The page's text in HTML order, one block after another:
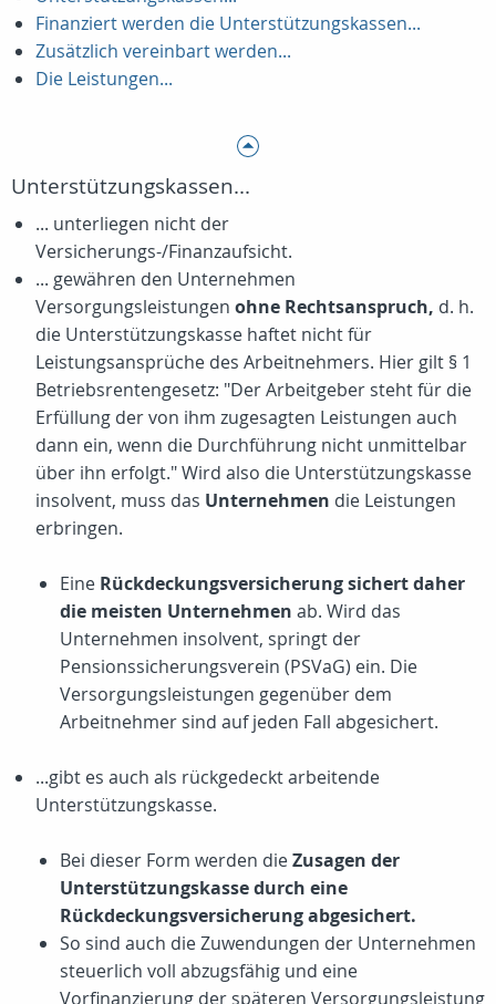
Finanziert werden die Unterstützungskassen...
Zusätzlich vereinbart werden...
Die Leistungen...
Unterstützungskassen...
... unterliegen nicht der
Versicherungs-/Finanzaufsicht.
... gewähren den Unternehmen
Versorgungsleistungen ohne Rechtsanspruch, d. h.
die Unterstützungskasse haftet nicht für
Leistungsansprüche des Arbeitnehmers. Hier gilt § 1
Betriebsrentengesetz: "Der Arbeitgeber steht für die
Erfüllung der von ihm zugesagten Leistungen auch
dann ein, wenn die Durchführung nicht unmittelbar
über ihn erfolgt." Wird also die Unterstützungskasse
insolvent, muss das Unternehmen die Leistungen
erbringen.
Eine Rückdeckungsversicherung sichert daher
die meisten Unternehmen ab. Wird das
Unternehmen insolvent, springt der
Pensionssicherungsverein (PSVaG) ein. Die
Versorgungsleistungen gegenüber dem
Arbeitnehmer sind auf jeden Fall abgesichert.
...gibt es auch als rückgedeckt arbeitende
Unterstützungskasse.
Bei dieser Form werden dieZusagen der
Unterstützungskasse durch eine
Rückdeckungsversicherung abgesichert.
So sind auch die Zuwendungen der Unternehmen
steuerlich voll abzugsfähig und eine
Vorfinanzierung der späteren Versorgungsleistung